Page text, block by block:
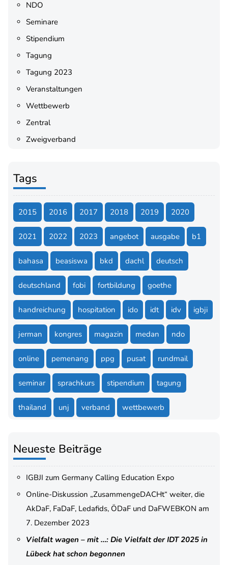
NDO
Seminare
Stipendium
Tagung
Tagung 2023
Veranstaltungen
Wettbewerb
Zentral
Zweigverband
Tags
2015 2016 2017 2018 2019 2020
2021 2022 2023 angebot ausgabe b1
bahasa beasiswa bkd dachl deutsch
deutschland fobi fortbildung goethe
handreichung hospitation ido idt idv igbji
jerman kongres magazin medan ndo
online pemenang ppg pusat rundmail
seminar sprachkurs stipendium tagung
thailand unj verband wettbewerb
Neueste Beiträge
IGBJI zum Germany Calling Education Expo
Online-Diskussion „ZusammengeDACHt“ weiter, die
AkDaF, FaDaF, Ledafids, ÖDaF und DaFWEBKON am
7. Dezember 2023
Vielfalt wagen – mit …: Die Vielfalt der IDT 2025 in
Lübeck hat schon begonnen